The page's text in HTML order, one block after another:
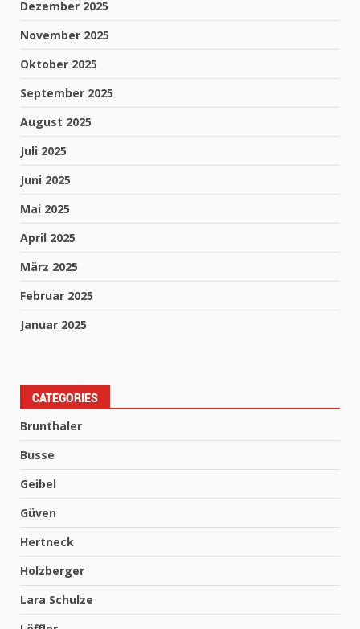
Dezember 2025
November 2025
Oktober 2025
September 2025
August 2025
Juli 2025
Juni 2025
Mai 2025
April 2025
März 2025
Februar 2025
Januar 2025
CATEGORIES
Brunthaler
Busse
Geibel
Güven
Hertneck
Holzberger
Lara Schulze